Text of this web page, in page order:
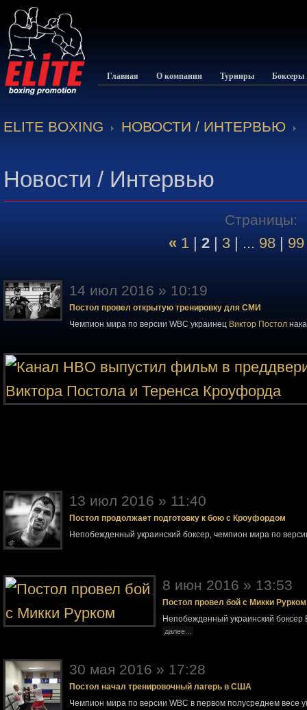
Главная О компании Турниры Боксеры
ELITE BOXING НОВОСТИ / ИНТЕРВЬЮ
Новости / Интервью
Страницы:
« 1| 2| 3| ... 98| 99
14 июл 2016 » 10:19
Постол провел открытую тренировку для СМИ
Чемпион мира по версии WBC украинец Виктор Постол
13 июл 2016 » 11:40
Постол продолжает подготовку к бою с Кроуфордом
Непобежденный украинский боксер, чемпион мира по
8 июн 2016 » 13:53
Постол провел бой с Микки Рурком
Непобежденный украинский боксер
далее...
30 мая 2016 » 17:28
Постол начал тренировочный лагерь в США
Чемпион мира по версии WBC в первом полусреднем весе